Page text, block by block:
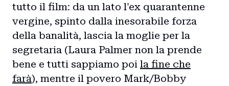
tutto il film: da un lato l'ex quarantenne
vergine, spinto dalla inesorabile forza
della banalità, lascia la moglie per la
segretaria (Laura Palmer non la prende
bene e tutti sappiamo poi la fine che
farà), mentre il povero Mark/Bobby